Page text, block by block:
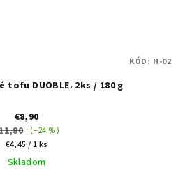
tofu DUOBLE. 2ks / 180 g
€8,90
(–24 %)
Jednotková
cena:
€4,45 / 1 ks
Skladom
KÓD: H-02